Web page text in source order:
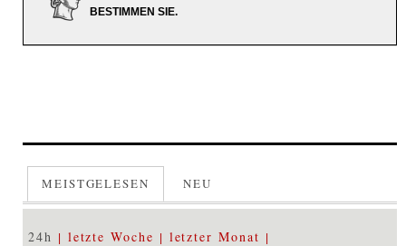
BESTIMMEN SIE.
MEISTGELESEN NEU
24h letzte Woche letzter Monat